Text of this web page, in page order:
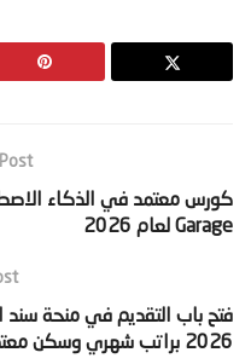
Garage لعام 2026‬
‫فتح باب التقديم في منحة سند
2026 براتب شهري وسكن معتمد‬